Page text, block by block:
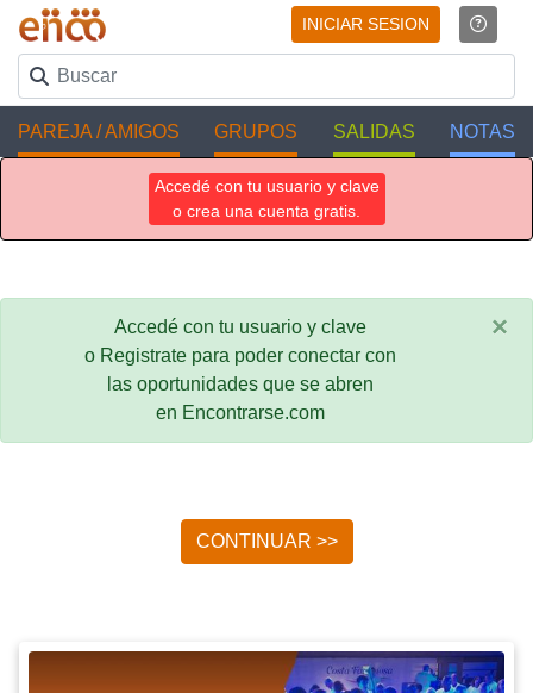
INICIAR SESION
PAREJA / AMIGOS GRUPOS SALIDAS NOTAS
Accedé con tu usuario y clave
o crea una cuenta gratis.
Accedé con tu usuario y clave
o Registrate para poder conectar con
las oportunidades que se abren
en Encontrarse.com
×
CONTINUAR >>